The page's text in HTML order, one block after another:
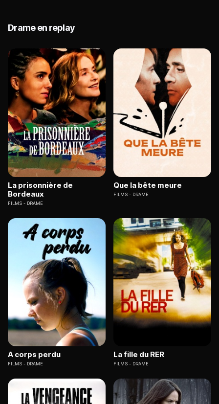
Drame en replay
La prisonnière de
Bordeaux
FILMS DRAME
Que la bête meure
FILMS DRAME
A corps perdu
FILMS DRAME
La fille du RER
FILMS DRAME